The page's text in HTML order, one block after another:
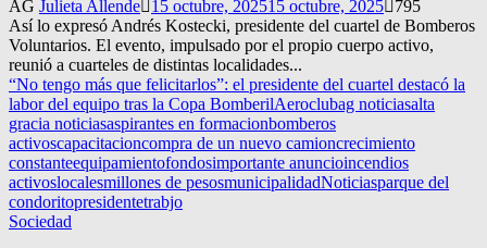
AG Julieta Allende 15 octubre, 202515 octubre, 2025
795
Así lo expresó Andrés Kostecki, presidente del cuartel de Bomberos
Voluntarios. El evento, impulsado por el propio cuerpo activo,
reunió a cuarteles de distintas localidades...
“No tengo más que felicitarlos”: el presidente del cuartel destacó la
labor del equipo tras la Copa BomberilAeroclubag noticiasalta
gracia noticiasaspirantes en formacionbomberos
activoscapacitacioncompra de un nuevo camioncrecimiento
constanteequipamientofondosimportante anuncioincendios
activoslocalesmillones de pesosmunicipalidadNoticiasparque del
condoritopresidentetrabjo
Sociedad